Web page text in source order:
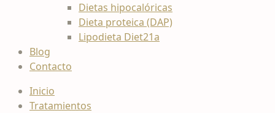
Dietas hipocalóricas
Dieta proteica (DAP)
Lipodieta Diet21a
Blog
Contacto
Inicio
Tratamientos